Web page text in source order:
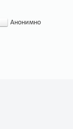
Анонимно